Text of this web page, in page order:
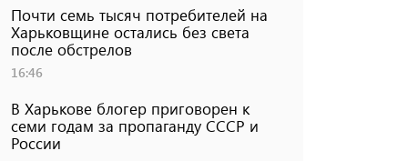
Почти семь тысяч потребителей на
Харьковщине остались без света
после обстрелов
16:46
В Харькове блогер приговорен к
семи годам за пропаганду СССР и
России